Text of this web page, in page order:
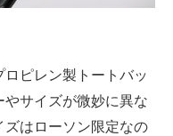
ピレン製トートバッ
サイズが微妙に異な
ズはローソン限定なの